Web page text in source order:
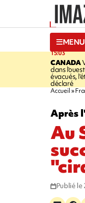
MENU
15:03
CANADA
dans
évacués,
déclaré
Accueil
Après
Au
Publié le